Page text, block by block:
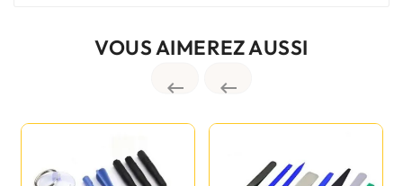
VOUS AIMEREZ AUSSI
 